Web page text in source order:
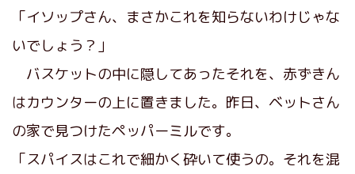
「イソップさん、まさかこれを知らないわけじゃな
いでしょう？」
バスケットの中に隠してあったそれを、赤ずきん
はカウンターの上に置きました。昨日、ベットさん
の家で見つけたペッパーミルです。
「スパイスはこれで細かく砕いて使うの。それを混